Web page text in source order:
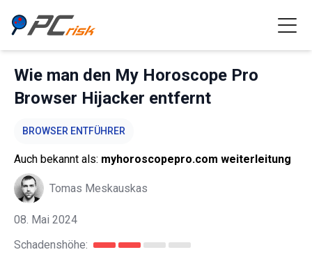
Wie man den My Horoscope Pro
Browser Hijacker entfernt
BROWSER ENTFÜHRER
Auch bekannt als: myhoroscopepro.com weiterleitung
Tomas Meskauskas
08. Mai 2024
Schadenshöhe: